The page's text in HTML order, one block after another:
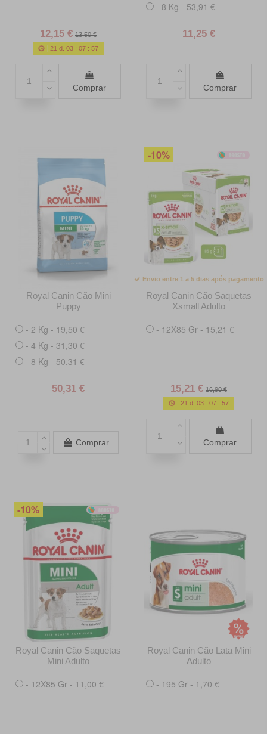
12,15 € 13,50 €
21 d. 03 :07 :55
Comprar
- 8 Kg - 53,91 €
11,25 €
Comprar
Royal Canin Cão Mini
Puppy
- 2 Kg - 19,50 €
- 4 Kg - 31,30 €
- 8 Kg - 50,31 €
50,31 €
Comprar
-10%
Envio entre 1 a 5 dias após pagamento
Royal Canin Cão Saquetas
Xsmall Adulto
- 12X85 Gr - 15,21 €
15,21 € 16,90 €
21 d. 03 :07 :55
Comprar
-10%
Royal Canin Cão Saquetas
Mini Adulto
- 12X85 Gr - 11,00 €
Royal Canin Cão Lata Mini
Adulto
- 195 Gr - 1,70 €